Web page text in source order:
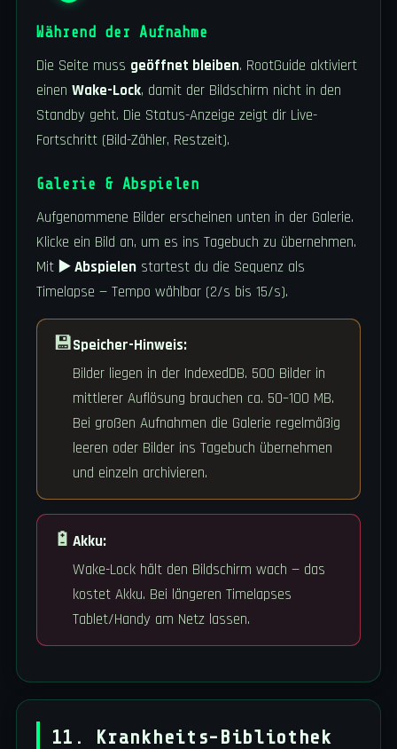
Während der Aufnahme
Die Seite muss geöffnet bleiben. RootGuide aktiviert
einen Wake-Lock, damit der Bildschirm nicht in den
Standby geht. Die Status-Anzeige zeigt dir Live-
Fortschritt (Bild-Zähler, Restzeit).
Galerie & Abspielen
Aufgenommene Bilder erscheinen unten in der Galerie.
Klicke ein Bild an, um es ins Tagebuch zu übernehmen.
Mit ▶️ Abspielenstartest du die Sequenz als
Timelapse — Tempo wählbar (2/s bis 15/s).
💾Speicher-Hinweis:
Bilder liegen in der IndexedDB. 500 Bilder in
mittlerer Auflösung brauchen ca. 50–100 MB.
Bei großen Aufnahmen die Galerie regelmäßig
leeren oder Bilder ins Tagebuch übernehmen
und einzeln archivieren.
🔋 Akku:
Wake-Lock hält den Bildschirm wach — das
kostet Akku. Bei längeren Timelapses
Tablet/Handy am Netz lassen.
11. Krankheits-Bibliothek